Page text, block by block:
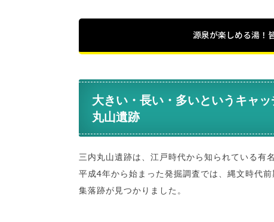
源泉が楽しめる湯！
大きい・長い・多いというキャ
丸山遺跡
三内丸山遺跡は、江戸時代から知られている有
平成4年から始まった発掘調査では、縄文時代
集落跡が見つかりました。